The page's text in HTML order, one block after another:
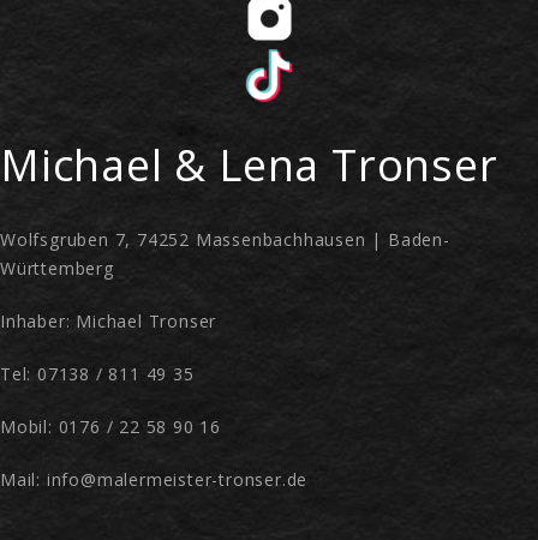
Michael & Lena Tronser
Wolfsgruben 7, 74252 Massenbachhausen | Baden-
Württemberg
Inhaber: Michael Tronser
Tel: 07138 / 811 49 35
Mobil: 0176 / 22 58 90 16
Mail: info@malermeister-tronser.de